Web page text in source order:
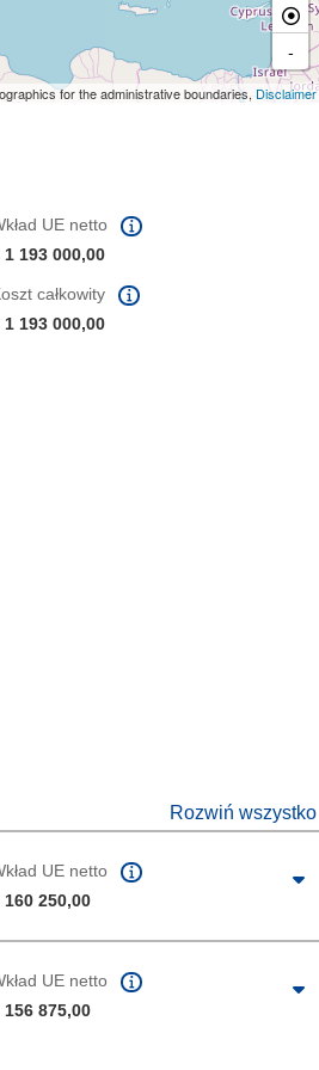
-
for the administrative boundaries, Disclaimer
UE netto
1 193 000,00
otworzy się w nowym oknie)
całkowity
1 193 000,00
Rozwiń wszystko
UE netto
160 250,00
UE netto
156 875,00